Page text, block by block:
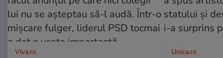
Viva.ro Unica.ro